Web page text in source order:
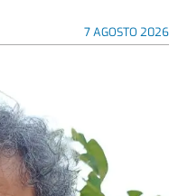
7 AGOSTO 2026